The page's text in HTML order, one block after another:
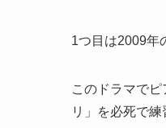
1つ目は2009年
このドラマで
リ」を必死で練